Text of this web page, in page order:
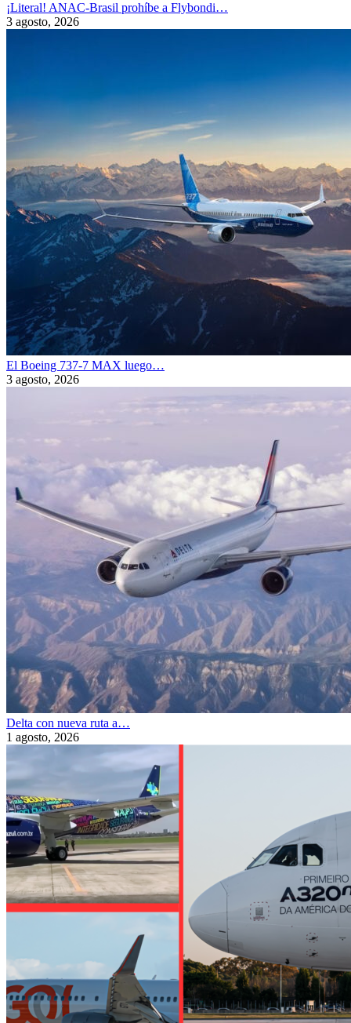
¡Literal! ANAC-Brasil prohíbe a Flybondi…
3 agosto, 2026
El Boeing 737-7 MAX luego…
3 agosto, 2026
Delta con nueva ruta a…
1 agosto, 2026